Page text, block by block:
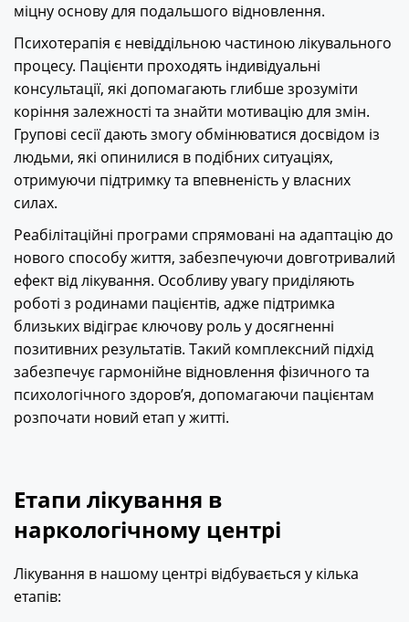
міцну основу для подальшого відновлення.
Психотерапія є невіддільною частиною лікувального
процесу. Пацієнти проходять індивідуальні
консультації, які допомагають глибше зрозуміти
коріння залежності та знайти мотивацію для змін.
Групові сесії дають змогу обмінюватися досвідом із
людьми, які опинилися в подібних ситуаціях,
отримуючи підтримку та впевненість у власних
силах.
Реабілітаційні програми спрямовані на адаптацію до
нового способу життя, забезпечуючи довготривалий
ефект від лікування. Особливу увагу приділяють
роботі з родинами пацієнтів, адже підтримка
близьких відіграє ключову роль у досягненні
позитивних результатів. Такий комплексний підхід
забезпечує гармонійне відновлення фізичного та
психологічного здоров’я, допомагаючи пацієнтам
розпочати новий етап у житті.
Етапи лікування в
наркологічному центрі
Лікування в нашому центрі відбувається у кілька
етапів: